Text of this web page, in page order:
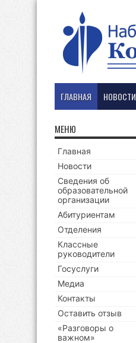
ГЛАВНАЯ НОВОСТИ
МЕНЮ
Главная
Новости
Сведения об
образовательной
организации
Абитуриентам
Отделения
Классные
руководители
Госуслуги
Медиа
Контакты
Оставить отзыв
«Разговоры о
важном»